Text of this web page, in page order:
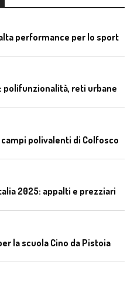
performance per lo sport
polivalenti di Colfosco
2025: appalti e prezziari
la scuola Cino da Pistoia